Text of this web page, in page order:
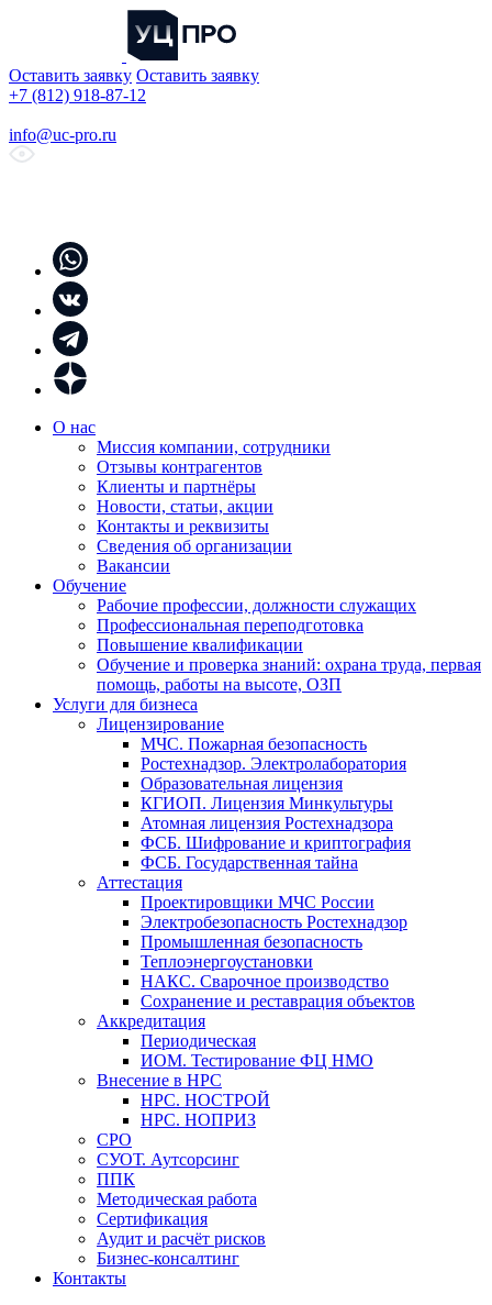
Оставить заявку Оставить заявку
+7 (812) 918-87-12
info@uc-pro.ru
О нас
Миссия компании, сотрудники
Отзывы контрагентов
Клиенты и партнёры
Новости, статьи, акции
Контакты и реквизиты
Сведения об организации
Вакансии
Обучение
Рабочие профессии, должности служащих
Профессиональная переподготовка
Повышение квалификации
Обучение и проверка знаний: охрана труда, первая
помощь, работы на высоте, ОЗП
Услуги для бизнеса
Лицензирование
МЧС. Пожарная безопасность
Ростехнадзор. Электролаборатория
Образовательная лицензия
КГИОП. Лицензия Минкультуры
Атомная лицензия Ростехнадзора
ФСБ. Шифрование и криптография
ФСБ. Государственная тайна
Аттестация
Проектировщики МЧС России
Электробезопасность Ростехнадзор
Промышленная безопасность
Теплоэнергоустановки
НАКС. Сварочное производство
Сохранение и реставрация объектов
Аккредитация
Периодическая
ИОМ. Тестирование ФЦ НМО
Внесение в НРС
НРС. НОСТРОЙ
НРС. НОПРИЗ
СРО
СУОТ. Аутсорсинг
ППК
Методическая работа
Сертификация
Аудит и расчёт рисков
Бизнес-консалтинг
Контакты